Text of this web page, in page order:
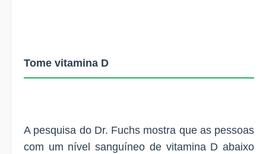
Tome vitamina D
A pesquisa do Dr. Fuchs mostra que as pessoas
com um nível sanguíneo de vitamina D abaixo